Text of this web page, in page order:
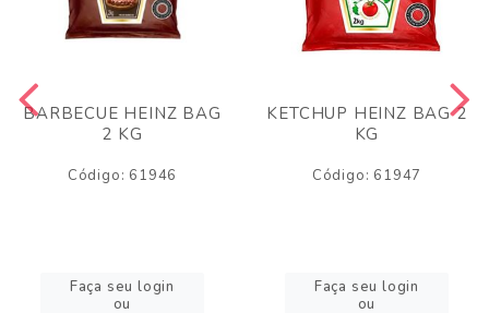
BARBECUE HEINZ BAG
2 KG
Código: 61946
Faça seu login
ou
KETCHUP HEINZ BAG 2
KG
Código: 61947
Faça seu login
ou